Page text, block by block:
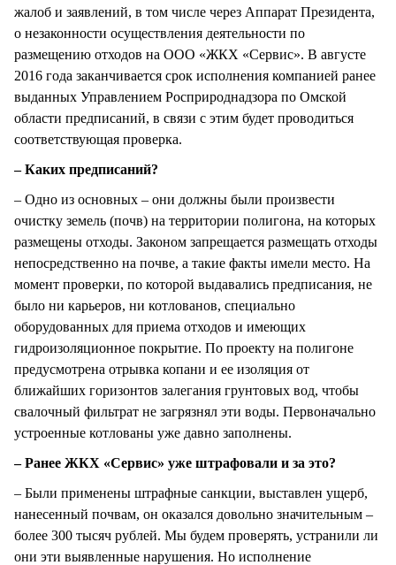
жалоб и заявлений, в том числе через Аппарат Президента,
о незаконности осуществления деятельности по
размещению отходов на ООО «ЖКХ «Сервис». В августе
2016 года заканчивается срок исполнения компанией ранее
выданных Управлением Росприроднадзора по Омской
области предписаний, в связи с этим будет проводиться
соответствующая проверка.
– Каких предписаний?
– Одно из основных – они должны были произвести
очистку земель (почв) на территории полигона, на которых
размещены отходы. Законом запрещается размещать отходы
непосредственно на почве, а такие факты имели место. На
момент проверки, по которой выдавались предписания, не
было ни карьеров, ни котлованов, специально
оборудованных для приема отходов и имеющих
гидроизоляционное покрытие. По проекту на полигоне
предусмотрена отрывка копани и ее изоляция от
ближайших горизонтов залегания грунтовых вод, чтобы
свалочный фильтрат не загрязнял эти воды. Первоначально
устроенные котлованы уже давно заполнены.
– Ранее ЖКХ «Сервис» уже штрафовали и за это?
– Были применены штрафные санкции, выставлен ущерб,
нанесенный почвам, он оказался довольно значительным –
более 300 тысяч рублей. Мы будем проверять, устранили ли
они эти выявленные нарушения. Но исполнение